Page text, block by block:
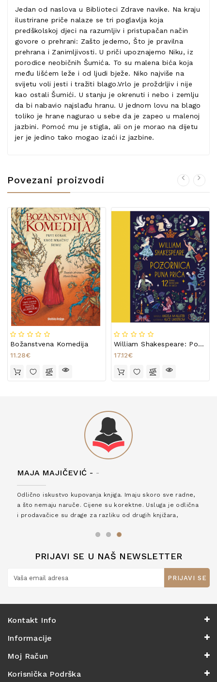
Jedan od naslova u Biblioteci Zdrave navike. Na kraju
ilustrirane priče nalaze se tri poglavlja koja
predškolskoj djeci na razumljiv i pristupačan način
govore o prehrani: Zašto jedemo, Što je pravilna
prehrana i Zanimljivosti. U priči upoznajemo Niku, iz
porodice neobičnih Šumića. To su malena bića koja
među lišćem leže i od ljudi bježe. Niko najviše na
svijetu voli jesti i tražiti blago.Vrlo je proždrljiv i nije
kao ostali Šumići. U stanju je okrenuti i nebo i zemlju
da bi nabavio najslađu hranu. U jednom lovu na blago
toliko je hrane nagurao u sebe da je zapeo u malenoj
jazbini. Pomoć mu je stigla, ali on je morao na dijetu
jer je jedino tako mogao izaći iz jazbine.
Povezani proizvodi
Božanstvena Komedija
11.28€
William Shakespeare: Pozornica Puna Priča
17.12€
MAJA MAJIČEVIĆ - -
Odlično iskustvo kupovanja knjiga. Imaju skoro sve radne,
a što nemaju naruče. Cijene su korektne. Usluga je odlična
i prodavačice su drage za razliku od drugih knjižara,
PRIJAVI SE U NAŠ NEWSLETTER
PRIJAVI SE
Kontakt Info
Informacije
Moj Račun
Korisnička Podrška